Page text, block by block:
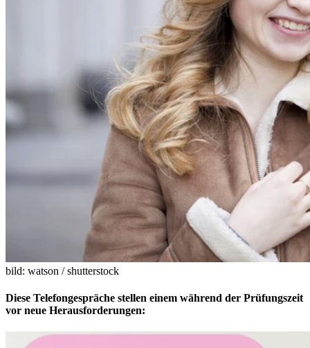
bild: watson / shutterstock
Diese Telefongespräche stellen einem während der Prüfungszeit
vor neue Herausforderungen: